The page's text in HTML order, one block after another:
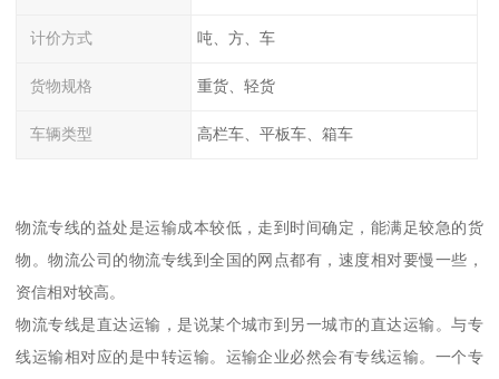
计价方式 吨、方、车
货物规格 重货、轻货
车辆类型 高栏车、平板车、箱车
物流专线的益处是运输成本较低，走到时间确定，能满足较急的货
物。物流公司的物流专线到全国的网点都有，速度相对要慢一些，
资信相对较高。
物流专线是直达运输，是说某个城市到另一城市的直达运输。与专
线运输相对应的是中转运输。运输企业必然会有专线运输。一个专